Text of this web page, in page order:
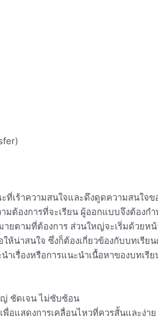
เร้าความสนใจและดึงดูดความสนใจข
มต้องการที่จะเรียน ผู้ออกแบบจึงต้องก
ยตามที่ต้องการ ส่วนใหญ่จะเริ่มด้วยห
ห้น่าสนใจ ซึ่งก็ต้องเกี่ยวข้องกับบทเรีย
เรื่องหรือการแนะนำเนื้อหาของบทเรีย
ญ่ ชัดเจน ไม่ซับซ้อน
อแสดงการเคลื่อนไหวที่ควรสั้นและง่าย